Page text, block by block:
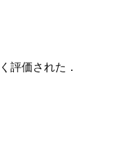
評価された．